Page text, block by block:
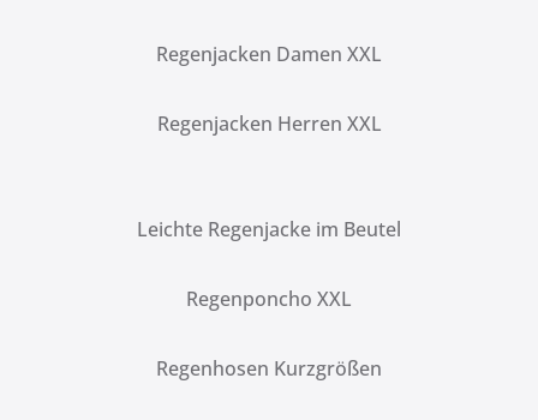
Regenjacken Damen XXL
Regenjacken Herren XXL
Leichte Regenjacke im Beutel
Regenponcho XXL
Regenhosen Kurzgrößen